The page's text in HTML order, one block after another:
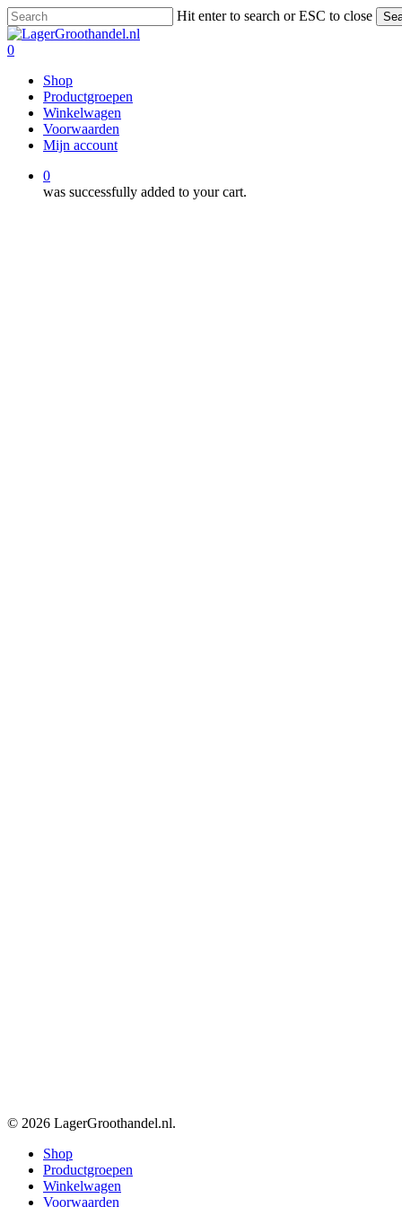
Skip
to
main
Hit enter to search or ESC to close
Close
Search
0
Shop
Productgroepen
Winkelwagen
Voorwaarden
Mijn account
0
was successfully added to your cart.
© 2026 LagerGroothandel.nl.
Close
Menu
Shop
Productgroepen
Winkelwagen
Voorwaarden